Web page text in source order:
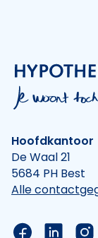
Hoofdkantoor
De Waal 21
5684 PH Best
Alle
Link naar de
Link